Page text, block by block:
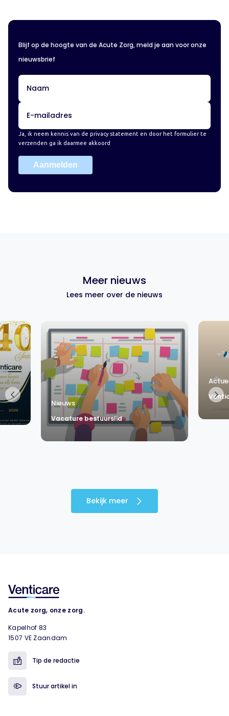
Blijf op de hoogte van de Acute Zorg, meld je aan voor onze
nieuwsbrief
Ja, ik neem kennis van de privacy statement en door het formulier te
verzenden ga ik daarmee akkoord
Aanmelden
Meer nieuws
Lees meer over de nieuws
Nieuws
Vacature bestuurslid
Bekijk meer
Acute zorg, onze zorg.
Kapelhof 83
1507 VE Zaandam
Tip de redactie
Stuur artikel in